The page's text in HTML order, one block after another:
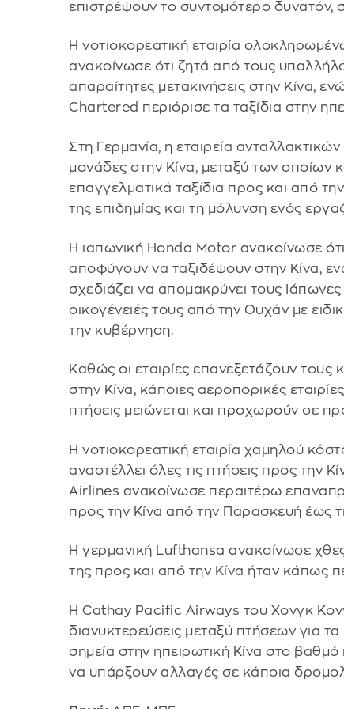
επιστρέψουν το συντομότερο
Η νοτιοκορεατική εταιρία
ανακοίνωσε ότι ζητά από τους
απαραίτητες μετακινήσεις στην Κίνα,
Chartered περιόρισε τα ταξίδια στην
Στη Γερμανία, η εταιρεία
μονάδες στην Κίνα, μεταξύ των οποίων
επαγγελματικά ταξίδια προς και από
της επιδημίας και τη μόλυνση ενός
Η ιαπωνική Honda Motor ανακοίνωσε
αποφύγουν να ταξιδέψουν στην Κίνα,
σχεδιάζει να απομακρύνει τους
οικογένειές τους από την Ουχάν με
την κυβέρνηση.
Καθώς οι εταιρίες επανεξετάζουν τους
στην Κίνα, κάποιες αεροπορικές
πτήσεις μειώνεται και προχωρούν σε
Η νοτιοκορεατική εταιρία χαμηλού
αναστέλλει όλες τις πτήσεις προς την
Airlines ανακοίνωσε περαιτέρω
προς την Κίνα από την Παρασκευή έως
Η γερμανική Lufthansa ανακοίνωσε χθες
της προς και από την Κίνα ήταν κάπως
Η Cathay Pacific Airways του Χονγκ
διανυκτερεύσεις μεταξύ πτήσεων για
σημεία στην ηπειρωτική Κίνα στο
να υπάρξουν αλλαγές σε κάποια